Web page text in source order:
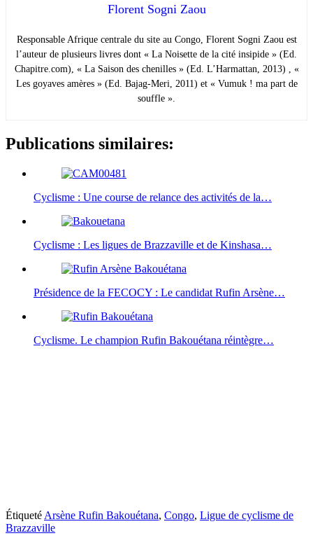
Florent Sogni Zaou
Responsable Afrique centrale du site au Congo, Florent Sogni Zaou est
l’auteur de plusieurs livres dont « La Noisette de la cité insipide » (Ed.
Chapitre.com), « La Saison des chenilles » (Ed. L’Harmattan, 2013) , «
Les goyaves amères » (Ed. Bajag-Meri, 2011) et « Vumuk ! ma part de
souffle ».
Publications similaires:
Cyclisme : Une course de relance des activités de la…
Cyclisme : Les ligues de Brazzaville et de Kinshasa…
Présidence de la FECOCY : Le candidat Rufin Arsène…
Cyclisme. Le champion Rufin Bakouétana réintègre…
Étiqueté Arsène Rufin Bakouétana, Congo, Ligue de cyclisme de
Brazzaville